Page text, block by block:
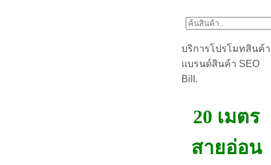
บริการโปรโมทสินค้า
แบรนด์สินค้า SEO
Bill.
20 เมตร
สายอ่อน